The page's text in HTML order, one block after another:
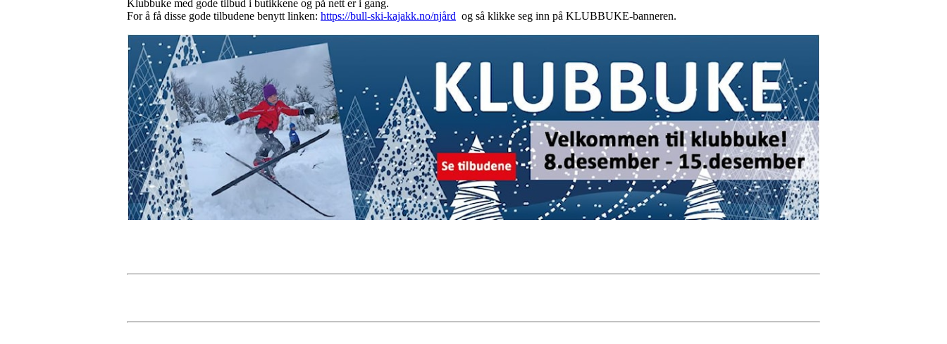
Klubbuke med gode tilbud i butikkene og på nett er i gang.
For å få disse gode tilbudene benytt linken: https://bull-ski-kajakk.no/njård og så klikke seg inn på KLUBBUKE-banneren.